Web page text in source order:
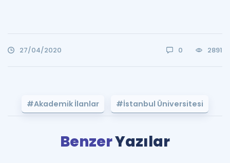
27/04/2020 0 2891
#Akademik İlanlar #İstanbul Üniversitesi
BenzerYazılar